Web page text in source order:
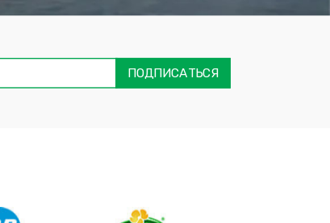
ПОДПИСАТЬСЯ